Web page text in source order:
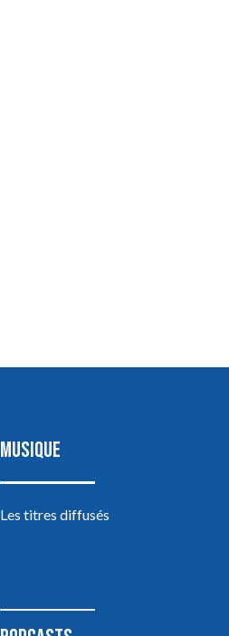
MUSIQUE
Les titres diffusés